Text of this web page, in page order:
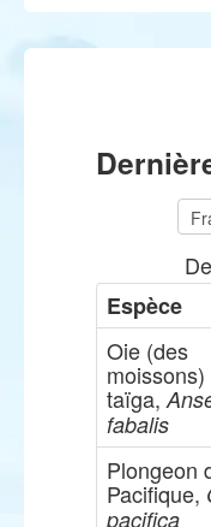
Espèce
Oie (des
taïga,
fabalis
Plongeon
Pacifique,
pacifica